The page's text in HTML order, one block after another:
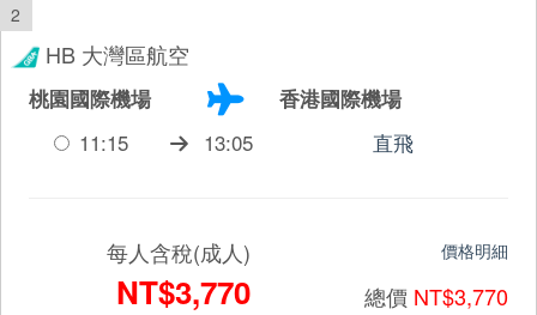
2
HB 大灣區航空
桃園國際機場
香港國際機場
11:15
13:05 直飛
每人含稅(成人)
NT$3,770
價格明細
總價 NT$3,770